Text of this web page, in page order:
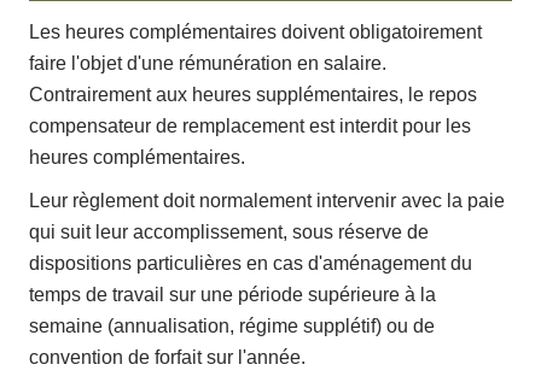
Les heures complémentaires doivent obligatoirement
faire l'objet d'une rémunération en salaire.
Contrairement aux heures supplémentaires, le repos
compensateur de remplacement est interdit pour les
heures complémentaires.
Leur règlement doit normalement intervenir avec la paie
qui suit leur accomplissement, sous réserve de
dispositions particulières en cas d'aménagement du
temps de travail sur une période supérieure à la
semaine (annualisation, régime supplétif) ou de
convention de forfait sur l'année.